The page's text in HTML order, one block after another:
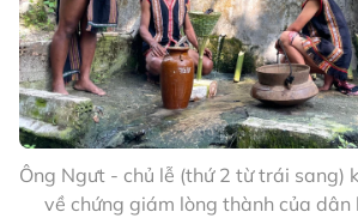
Ông Ngưt - chủ lễ (thứ 2 từ trái sang)
về chứng giám lòng thành của dân